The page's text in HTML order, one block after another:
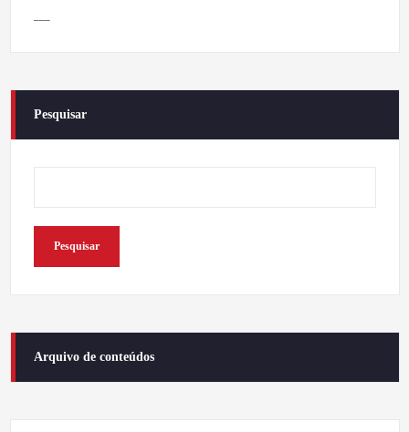
Pesquisar
Pesquisar
Arquivo de conteúdos